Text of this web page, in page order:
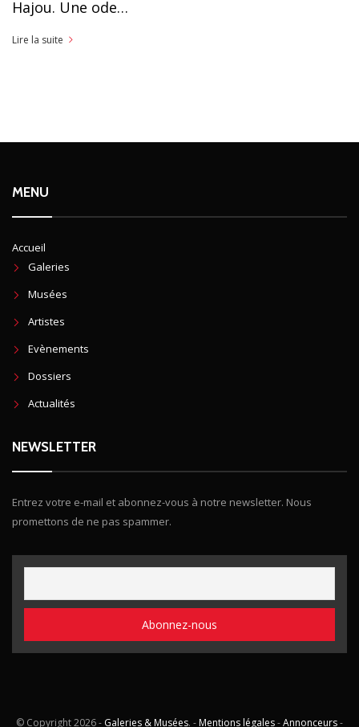
Hajou. Une ode…
Lire la suite
MENU
Accueil
Galeries
Musées
Artistes
Evènements
Dossiers
Actualités
NEWSLETTER
Entrez votre e-mail et abonnez-vous à notre newsletter. Nous
promettons de ne pas spammer.
© Copyright2026 - Galeries & Musées. - Mentions légales-Annonceurs-